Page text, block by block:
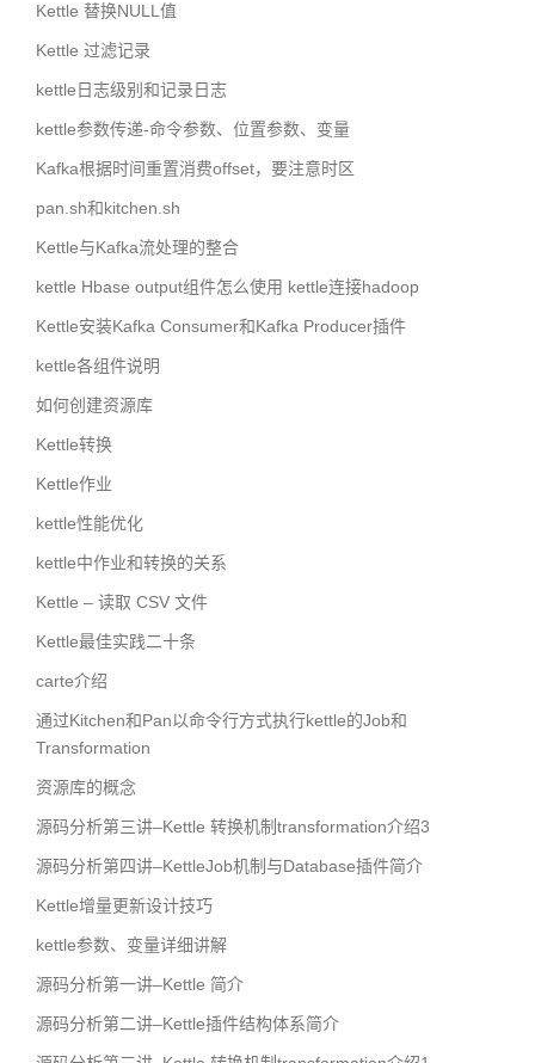
Kettle 替换NULL值
Kettle 过滤记录
kettle日志级别和记录日志
kettle参数传递-命令参数、位置参数、变量
Kafka根据时间重置消费offset，要注意时区
pan.sh和kitchen.sh
Kettle与Kafka流处理的整合
kettle Hbase output组件怎么使用 kettle连接hadoop
Kettle安装Kafka Consumer和Kafka Producer插件
kettle各组件说明
如何创建资源库
Kettle转换
Kettle作业
kettle性能优化
kettle中作业和转换的关系
Kettle – 读取 CSV 文件
Kettle最佳实践二十条
carte介绍
通过Kitchen和Pan以命令行方式执行kettle的Job和
Transformation
资源库的概念
源码分析第三讲–Kettle 转换机制transformation介绍3
源码分析第四讲–KettleJob机制与Database插件简介
Kettle增量更新设计技巧
kettle参数、变量详细讲解
源码分析第一讲–Kettle 简介
源码分析第二讲–Kettle插件结构体系简介